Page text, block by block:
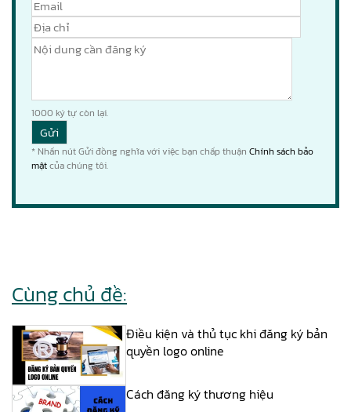
1000 ký tự còn lại.
* Nhấn nút Gửi đồng nghĩa với việc bạn chấp thuận Chính sách bảo
mậtcủa chúng tôi.
Cùng chủ đề:
Điều kiện và thủ tục khi đăng ký bản
quyền logo online
Cách đăng ký thương hiệu